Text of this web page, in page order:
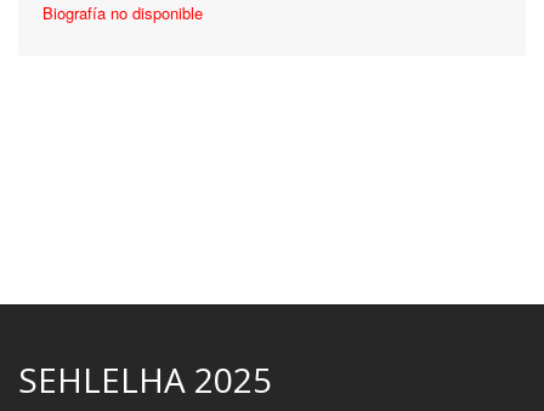
Biografía no disponible
SEHLELHA 2025